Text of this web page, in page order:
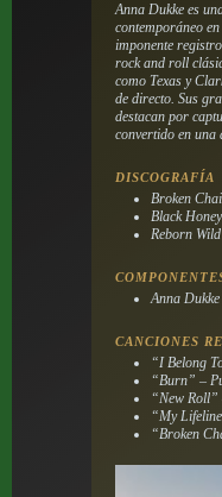
Anna Dukke es
contemporáneo
imponente
rock and roll
como Texas y
de directo. Sus
destacan por
convertido en una
DISCOGRAFÍA
Broken
Black Honey
Reborn Wild
Anna
CANCIONES
“I Belong
“Burn” –
“New
“My
“Broken